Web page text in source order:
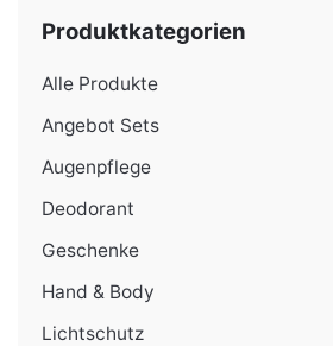
Produktkategorien
Alle Produkte
Angebot Sets
Augenpflege
Deodorant
Geschenke
Hand & Body
Lichtschutz